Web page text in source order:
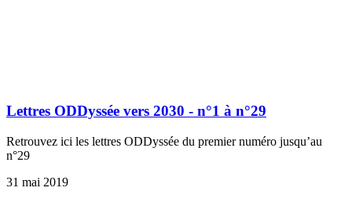
Lettres ODDyssée vers 2030 - n°1 à n°29
Retrouvez ici les lettres ODDyssée du premier numéro jusqu’au
n°29
31 mai 2019